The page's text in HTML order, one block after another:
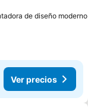
de diseño moderno
Ver precios